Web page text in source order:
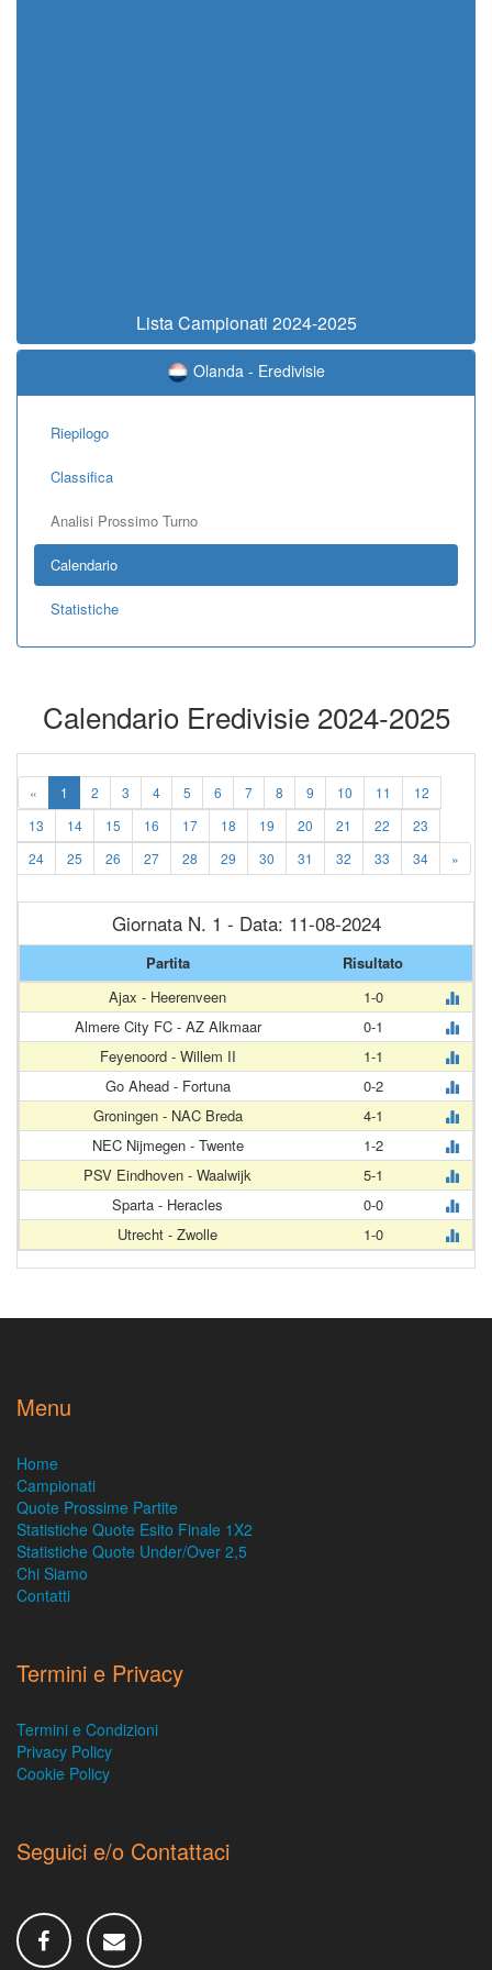
Lista Campionati 2024-2025
Olanda - Eredivisie
Riepilogo
Classifica
Analisi Prossimo Turno
Calendario
Statistiche
Calendario Eredivisie 2024-2025
« 1 2 3 4 5 6 7 8 9 10 11
12
13
14 15 16 17 18 19 20 21 22
23
24
25 26 27 28 29 30 31 32 33 34 »
Giornata N. 1 - Data: 11-08-2024
Partita
Risultato
Ajax - Heerenveen
1-0
Almere City FC - AZ Alkmaar
0-1
Feyenoord - Willem II
1-1
Go Ahead - Fortuna
0-2
Groningen - NAC Breda
4-1
NEC Nijmegen - Twente
1-2
PSV Eindhoven - Waalwijk
5-1
Sparta - Heracles
0-0
Utrecht - Zwolle
1-0
Menu
Home
Campionati
Quote Prossime Partite
Statistiche Quote Esito Finale 1X2
Statistiche Quote Under/Over 2,5
Chi Siamo
Contatti
Termini e Privacy
Termini e Condizioni
Privacy Policy
Cookie Policy
Seguici e/o Contattaci